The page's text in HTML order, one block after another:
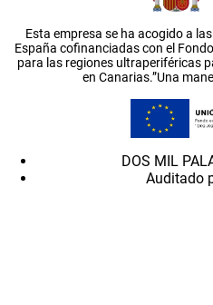
Esta empresa se ha acogido a
España cofinanciadas con el
para las regiones ultraperiféricas
en Canarias.”Una
DOS MIL
Auditado